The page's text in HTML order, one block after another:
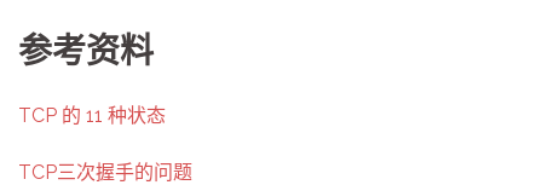
参考资料
TCP 的 11 种状态
TCP三次握手的问题